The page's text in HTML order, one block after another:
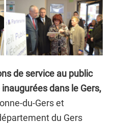
de service au public
dans le Gers,
du-Gers et
du Gers